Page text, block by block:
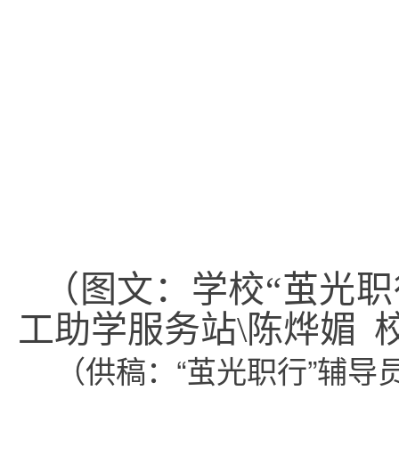
（图文：学校“茧光
工助学服务站\陈烨媚
（供稿：“茧光职行”